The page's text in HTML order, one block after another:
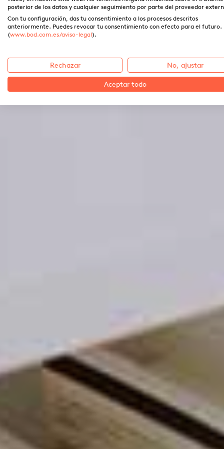
posterior de los datos y cualquier seguimiento por parte del proveedor
Con tu configuración, das tu consentimiento a los procesos descritos
anteriormente. Puedes revocar tu consentimiento con efecto para el futuro.
(www.bod.com.es/aviso-legal).
Rechazar No, ajustar
Aceptar todo